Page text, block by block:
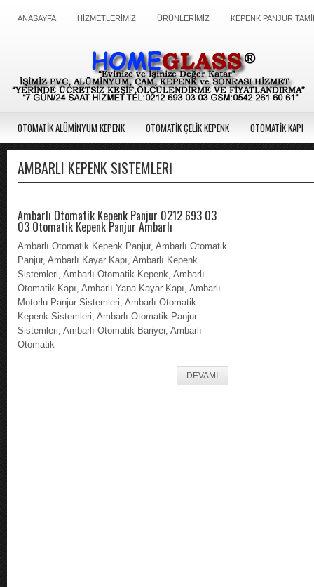
ANASAYFA HİZMETLERİMİZ ÜRÜNLERİMİZ KEPENK PANJUR
OTOMATİK ALÜMİNYUM KEPENK OTOMATİK ÇELİK KEPENK OTOMATİK KAPI
AMBARLI KEPENK SISTEMLERI
Ambarlı Otomatik Kepenk Panjur 0212 693 03
03 Otomatik Kepenk Panjur Ambarlı
Ambarlı Otomatik Kepenk Panjur, Ambarlı Otomatik
Panjur, Ambarlı Kayar Kapı, Ambarlı Kepenk
Sistemleri, Ambarlı Otomatik Kepenk, Ambarlı
Otomatik Kapı, Ambarlı Yana Kayar Kapı, Ambarlı
Motorlu Panjur Sistemleri, Ambarlı Otomatik
Kepenk Sistemleri, Ambarlı Otomatik Panjur
Sistemleri, Ambarlı Otomatik Bariyer, Ambarlı
Otomatik
DEVAMI